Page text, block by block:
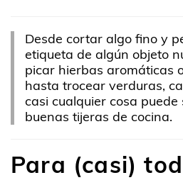
Desde cortar algo fino y
etiqueta de algún objeto
picar hierbas aromáticas
hasta trocear verduras,
casi cualquier cosa
buenas tijeras de cocina.
Para (casi)